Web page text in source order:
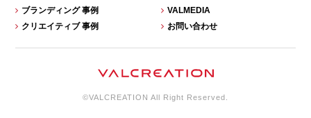
ブランディング 事例
クリエイティブ 事例
VALMEDIA
お問い合わせ
©VALCREATION All Right Reserved.